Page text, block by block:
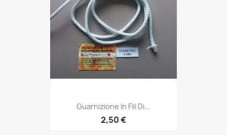
Guarnizione In Fili Di...
2,50 €